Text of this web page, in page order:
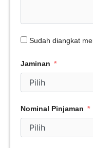
Sudah diangkat
Jaminan
Nominal Pinjaman